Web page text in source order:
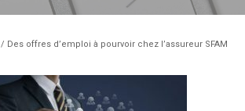
/ Des offres d’emploi à pourvoir chez l’assureur SFAM